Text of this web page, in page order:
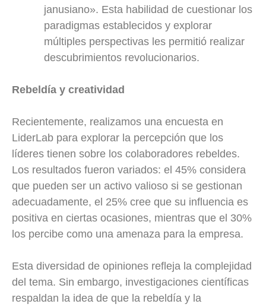
janusiano». Esta habilidad de cuestionar los
paradigmas establecidos y explorar
múltiples perspectivas les permitió realizar
descubrimientos revolucionarios.
Rebeldía y creatividad
Recientemente, realizamos una encuesta en
LiderLab para explorar la percepción que los
líderes tienen sobre los colaboradores rebeldes.
Los resultados fueron variados: el 45% considera
que pueden ser un activo valioso si se gestionan
adecuadamente, el 25% cree que su influencia es
positiva en ciertas ocasiones, mientras que el 30%
los percibe como una amenaza para la empresa.
Esta diversidad de opiniones refleja la complejidad
del tema. Sin embargo, investigaciones científicas
respaldan la idea de que la rebeldía y la